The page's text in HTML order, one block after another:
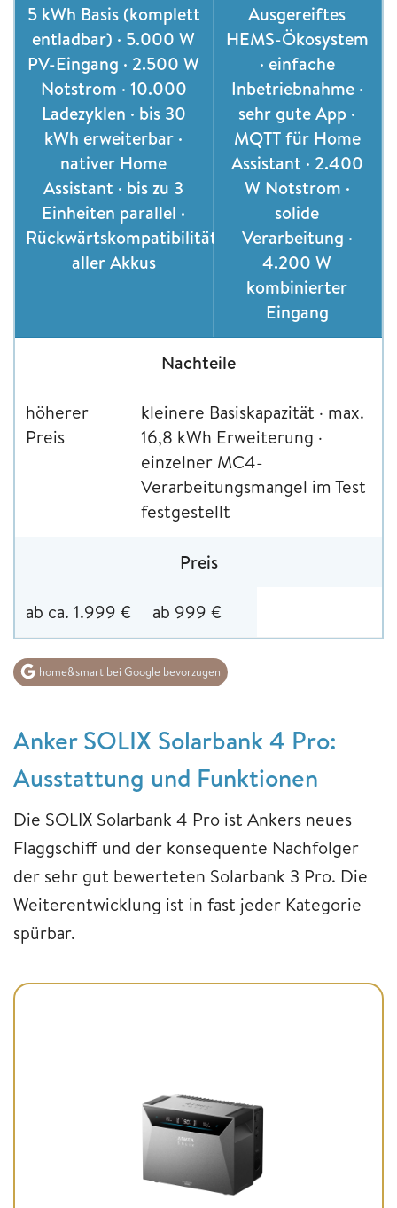
5 kWh Basis (komplett
entladbar) · 5.000 W
PV-Eingang · 2.500 W
Notstrom · 10.000
Ladezyklen · bis 30
kWh erweiterbar ·
nativer Home
Assistant · bis zu 3
Einheiten parallel ·
Rückwärtskompatibilität
aller Akkus
Ausgereiftes
HEMS-Ökosystem
· einfache
Inbetriebnahme ·
sehr gute App ·
MQTT für Home
Assistant · 2.400
W Notstrom ·
solide
Verarbeitung ·
4.200 W
kombinierter
Eingang
Nachteile
höherer
Preis
kleinere Basiskapazität · max.
16,8 kWh Erweiterung ·
einzelner MC4-
Verarbeitungsmangel im Test
festgestellt
Preis
ab ca. 1.999 € ab 999 €
home&smart bei Google bevorzugen
Anker SOLIX Solarbank 4 Pro:
Ausstattung und Funktionen
Die SOLIX Solarbank 4 Pro ist Ankers neues
Flaggschiff und der konsequente Nachfolger
der sehr gut bewerteten Solarbank 3 Pro. Die
Weiterentwicklung ist in fast jeder Kategorie
spürbar.